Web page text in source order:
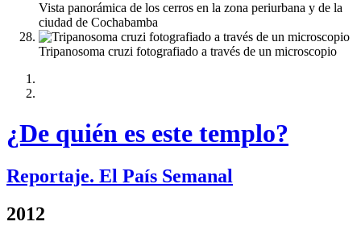
Vista panorámica de los cerros en la zona periurbana y de la
ciudad de Cochabamba
Tripanosoma cruzi fotografiado a través de un microscopio
¿De quién es este templo?
Reportaje. El País Semanal
2012